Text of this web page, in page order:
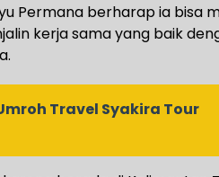
Permana berharap ia bisa
kerja sama yang baik
Travel Syakira Tour